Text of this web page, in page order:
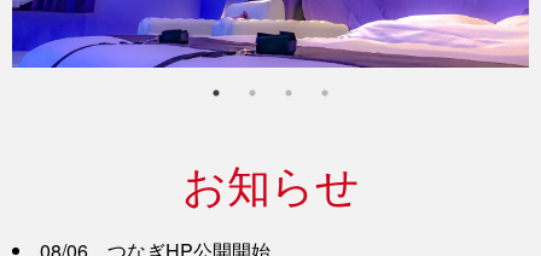
お知らせ
08/06　つなぎHP公開開始。